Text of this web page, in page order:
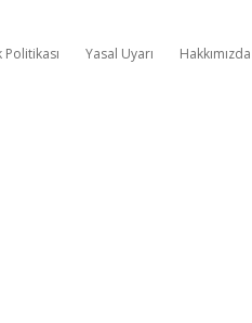
Politikası Yasal Uyarı Hakkımızda